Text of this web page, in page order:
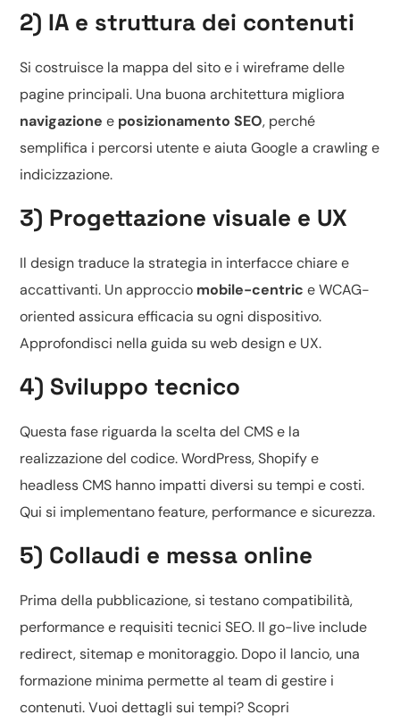
2) IA e struttura dei contenuti
Si costruisce la mappa del sito e i wireframe delle
pagine principali. Una buona architettura migliora
navigazione e posizionamento SEO, perché
semplifica i percorsi utente e aiuta Google a crawling e
indicizzazione.
3) Progettazione visuale e UX
Il design traduce la strategia in interfacce chiare e
accattivanti. Un approccio mobile-centric e WCAG-
oriented assicura efficacia su ogni dispositivo.
Approfondisci nella guida suweb design e UX.
4) Sviluppo tecnico
Questa fase riguarda la scelta del CMS e la
realizzazione del codice.WordPress, Shopify e
headless CMS hanno impatti diversi su tempi e costi.
Qui si implementano feature, performance e sicurezza.
5) Collaudi e messa online
Prima della pubblicazione, si testano compatibilità,
performance e requisiti tecnici SEO. Il go-live include
redirect, sitemap e monitoraggio. Dopo il lancio, una
formazione minima permette al team di gestire i
contenuti. Vuoi dettagli sui tempi? Scopri